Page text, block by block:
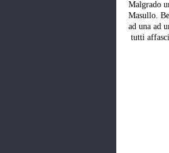
Malgrado
Masullo.
ad una ad
tutti